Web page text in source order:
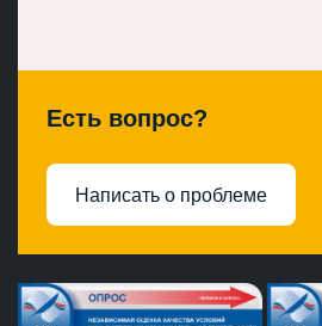
Есть вопрос?
Написать о проблеме